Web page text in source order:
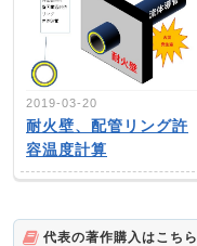
2019-03-20
耐火壁、配管リング許
容温度計算
代表の著作購入はこちら